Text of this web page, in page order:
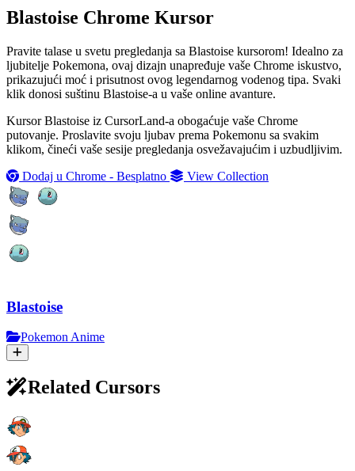
Blastoise Chrome Kursor
Pravite talase u svetu pregledanja sa Blastoise kursorom! Idealno za
ljubitelje Pokemona, ovaj dizajn unapređuje vaše Chrome iskustvo,
prikazujući moć i prisutnost ovog legendarnog vodenog tipa. Svaki
klik donosi suštinu Blastoise-a u vaše online avanture.
Kursor Blastoise iz CursorLand-a obogaćuje vaše Chrome
putovanje. Proslavite svoju ljubav prema Pokemonu sa svakim
klikom, čineći vaše sesije pregledanja osvežavajućim i uzbudljivim.
Dodaj u Chrome - Besplatno
View Collection
Blastoise
Pokemon Anime
Related Cursors